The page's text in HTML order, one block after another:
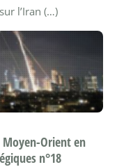
l’Iran (…)
Moyen-Orient en
n°18